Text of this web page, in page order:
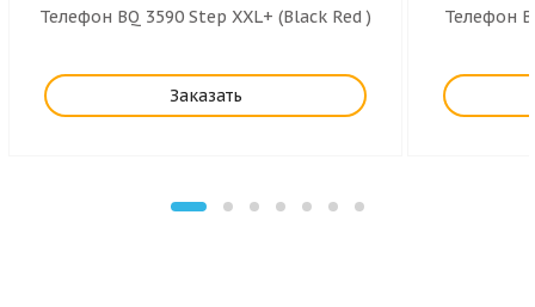
Телефон BQ 3590 Step XXL+ (Black Red )
Заказать
Телефон